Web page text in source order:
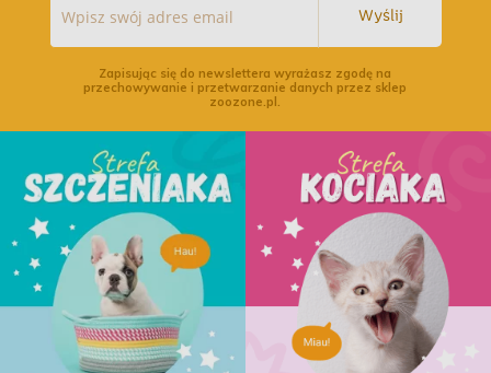
Wyślij
Zapisując się do newslettera wyrażasz zgodę na
przechowywanie i przetwarzanie danych przez sklep
zoozone.pl.